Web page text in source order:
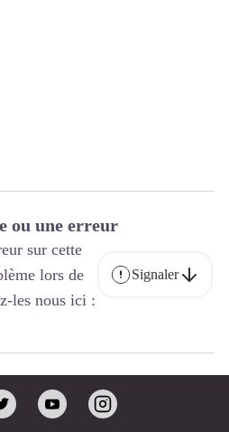
ou une erreur
sur cette
lors de
les nous ici :
Signaler